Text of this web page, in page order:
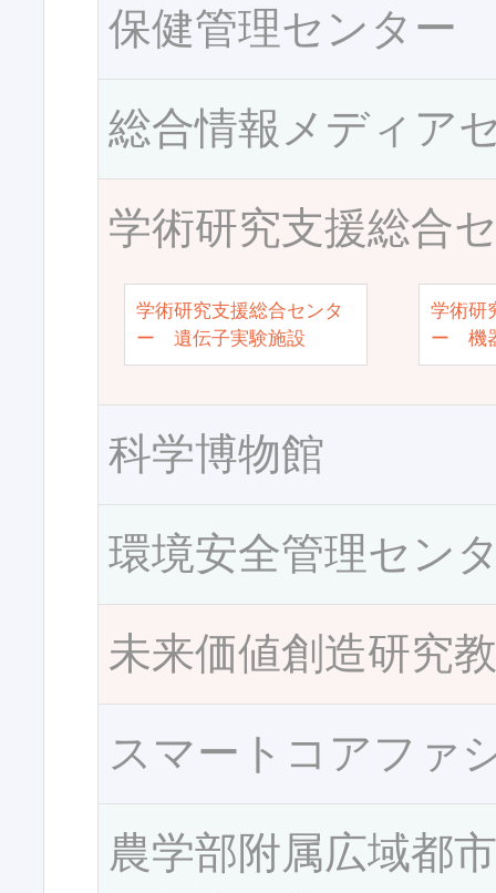
保健管理センター
総合情報メディア
学術研究支援総合
学術研究支援総合センタ
ー 遺伝子実験施設
学術研
ー 機
科学博物館
環境安全管理セン
未来価値創造研究
スマートコアファ
農学部附属広域都